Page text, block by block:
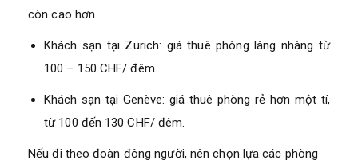
còn cao hơn.
Khách sạn tại Zürich: giá thuê phòng làng nhàng từ
100 – 150 CHF/ đêm.
Khách sạn tại Genève: giá thuê phòng rẻ hơn một tí,
từ 100 đến 130 CHF/ đêm.
Nếu đi theo đoàn đông người, nên chọn lựa các phòng